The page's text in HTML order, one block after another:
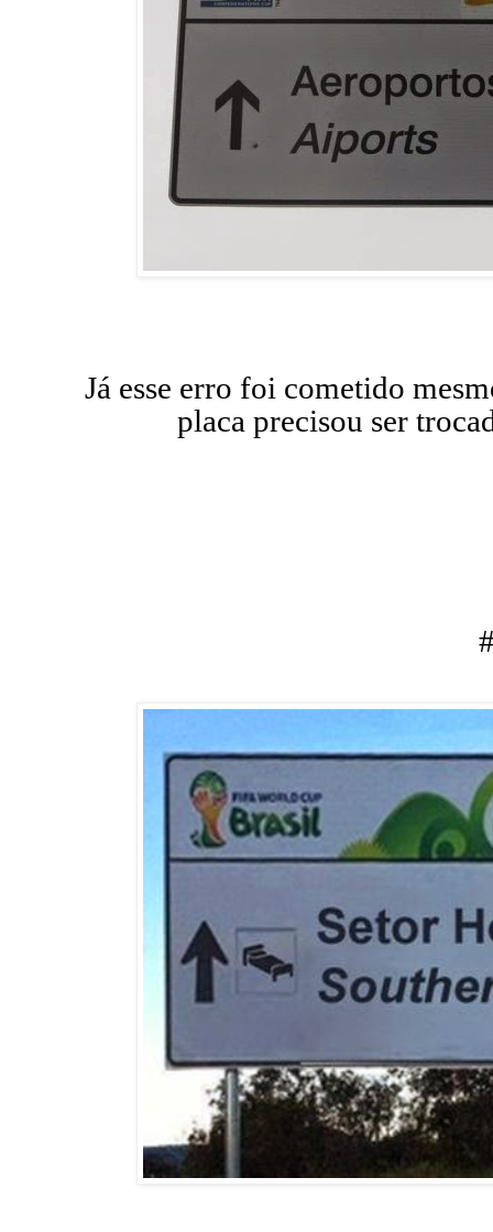
Já esse erro foi cometido
placa precisou ser